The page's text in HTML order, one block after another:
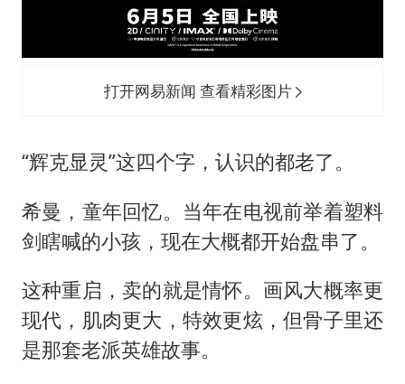
打开网易新闻 查看精彩图片
“辉克显灵”这四个字，认识的都老了。
希曼，童年回忆。当年在电视前举着塑料
剑瞎喊的小孩，现在大概都开始盘串了。
这种重启，卖的就是情怀。画风大概率更
现代，肌肉更大，特效更炫，但骨子里还
是那套老派英雄故事。